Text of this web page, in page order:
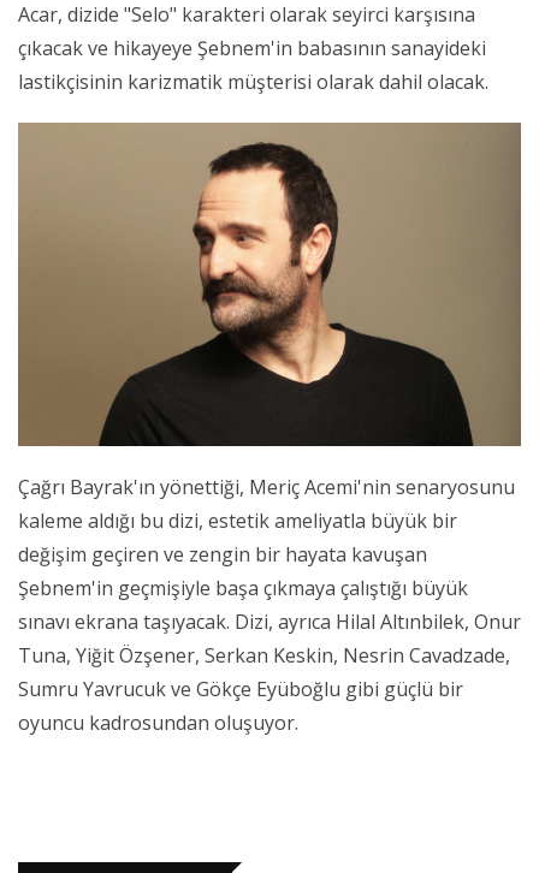
Acar, dizide "Selo" karakteri olarak seyirci karşısına
çıkacak ve hikayeye Şebnem'in babasının sanayideki
lastikçisinin karizmatik müşterisi olarak dahil olacak.
Çağrı Bayrak'ın yönettiği, Meriç Acemi'nin senaryosunu
kaleme aldığı bu dizi, estetik ameliyatla büyük bir
değişim geçiren ve zengin bir hayata kavuşan
Şebnem'in geçmişiyle başa çıkmaya çalıştığı büyük
sınavı ekrana taşıyacak. Dizi, ayrıca Hilal Altınbilek, Onur
Tuna, Yiğit Özşener, Serkan Keskin, Nesrin Cavadzade,
Sumru Yavrucuk ve Gökçe Eyüboğlu gibi güçlü bir
oyuncu kadrosundan oluşuyor.